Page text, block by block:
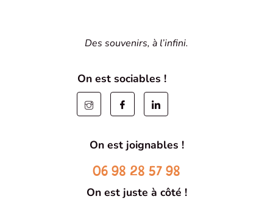
Des souvenirs, à l’infini.
On est sociables !
On est joignables !
06 98 28 57 98
On est juste à côté !